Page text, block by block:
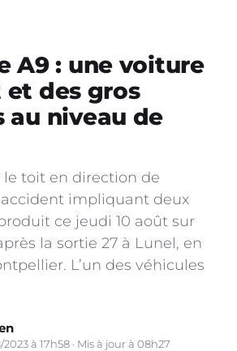
A9 : une voiture
des gros
au niveau de
le toit en direction de
impliquant deux
ce jeudi 10 août sur
la sortie 27 à Lunel, en
L’un des véhicules
à 17h58 · Mis à jour à 08h27